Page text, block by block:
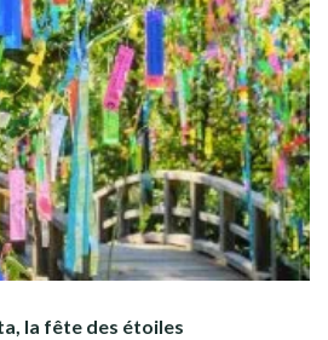
la fête des étoiles